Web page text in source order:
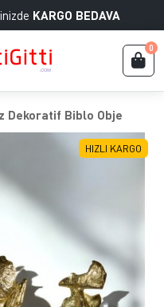
KARGO BEDAVA
0
Dekoratif Biblo Obje
HIZLI KARGO